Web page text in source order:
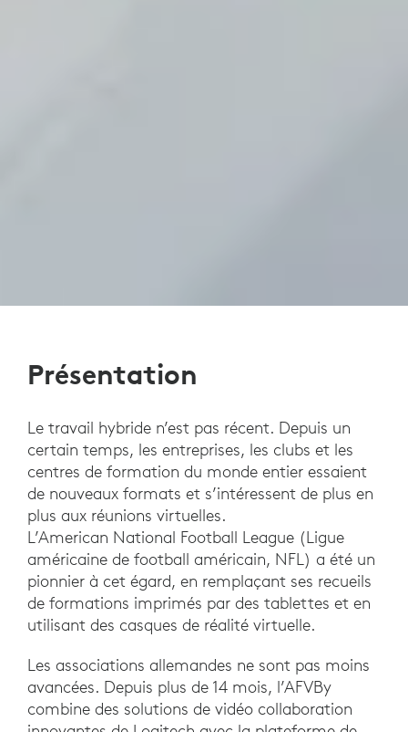
Présentation
Le travail hybride n’est pas récent. Depuis un
certain temps, les entreprises, les clubs et les
centres de formation du monde entier essaient
de nouveaux formats et s’intéressent de plus en
plus aux réunions virtuelles.
L’American National Football League (Ligue
américaine de football américain, NFL) a été un
pionnier à cet égard, en remplaçant ses recueils
de formations imprimés par des tablettes et en
utilisant des casques de réalité virtuelle.
Les associations allemandes ne sont pas moins
avancées. Depuis plus de 14 mois, l’AFVBy
combine des solutions de vidéo collaboration